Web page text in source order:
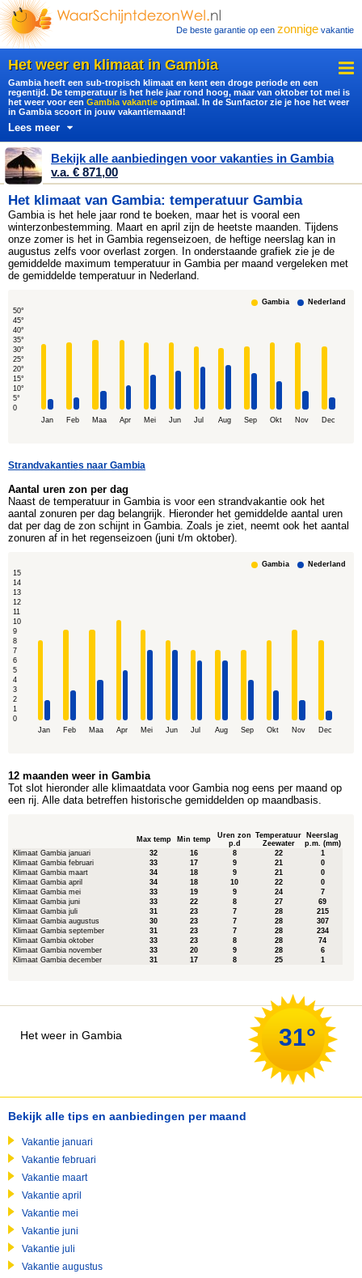
De beste garantie op een zonnige vakantie
Het weer en klimaat in Gambia
Gambia heeft een sub-tropisch klimaat en kent een droge periode en een
regentijd. De temperatuur is het hele jaar rond hoog, maar van oktober tot mei is
het weer voor een Gambia vakantie optimaal. In de Sunfactor zie je hoe het weer
in Gambia scoort in jouw vakantiemaand!
Lees meer
Bekijk alle aanbiedingen voor vakanties in Gambia
v.a. € 871,00
Het klimaat van Gambia: temperatuur Gambia
Gambia is het hele jaar rond te boeken, maar het is vooral een
winterzonbestemming. Maart en april zijn de heetste maanden. Tijdens
onze zomer is het in Gambia regenseizoen, de heftige neerslag kan in
augustus zelfs voor overlast zorgen. In onderstaande grafiek zie je de
gemiddelde maximum temperatuur in Gambia per maand vergeleken met
de gemiddelde temperatuur in Nederland.
50°
45°
40°
35°
30°
25°
20°
15°
10°
5°
0
Jan
Feb Maa Apr Mei Jun Jul Aug Sep Okt Nov Dec
Gambia Nederland
Strandvakanties naar Gambia
Aantal uren zon per dag
Naast de temperatuur in Gambia is voor een strandvakantie ook het
aantal zonuren per dag belangrijk. Hieronder het gemiddelde aantal uren
dat per dag de zon schijnt in Gambia. Zoals je ziet, neemt ook het aantal
zonuren af in het regenseizoen (juni t/m oktober).
15
14
13
12
11
10
9
8
7
6
5
4
3
2
1
0
Jan
Feb Maa Apr Mei Jun Jul Aug Sep Okt Nov Dec
Gambia Nederland
12 maanden weer in Gambia
Tot slot hieronder alle klimaatdata voor Gambia nog eens per maand op
een rij. Alle data betreffen historische gemiddelden op maandbasis.
Max temp Min temp
Uren zon
p.d
Temperatuur
Zeewater
Neerslag
p.m. (mm)
Klimaat Gambia januari
32 16 8 22
1
Klimaat Gambia februari
33 17 9 21
0
Klimaat Gambia maart
34 18 9 21
0
Klimaat Gambia april
34 18 10 22
0
Klimaat Gambia mei
33 19 9 24
7
Klimaat Gambia juni
33 22 8 27
69
Klimaat Gambia juli
31 23 7 28
215
Klimaat Gambia augustus
30 23 7 28
307
Klimaat Gambia september
31 23 7 28
234
Klimaat Gambia oktober
33 23 8 28
74
Klimaat Gambia november
33 20 9 28
6
Klimaat Gambia december
31 17 8 25 1
31°
Het weer in Gambia
Bekijk alle tips en aanbiedingen per maand
Vakantie januari
Vakantie februari
Vakantie maart
Vakantie april
Vakantie mei
Vakantie juni
Vakantie juli
Vakantie augustus